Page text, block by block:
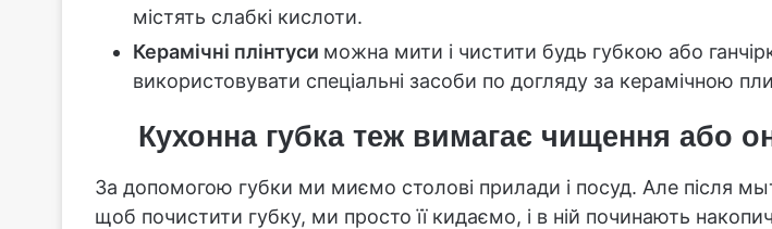
містять слабкі кислоти.
Керамічні плінтуси можна мити і чистити будь губкою або
використовувати спеціальні засоби по догляду за керамічною
Кухонна губка теж вимагає чищення або
За допомогою губки ми миємо столові прилади і посуд. Але після
щоб почистити губку, ми просто її кидаємо, і в ній починають